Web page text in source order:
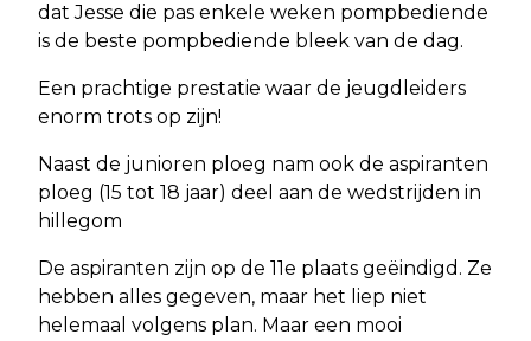
dat Jesse die pas enkele weken pompbediende
is de beste pompbediende bleek van de dag.
Een prachtige prestatie waar de jeugdleiders
enorm trots op zijn!
Naast de junioren ploeg nam ook de aspiranten
ploeg (15 tot 18 jaar) deel aan de wedstrijden in
hillegom
De aspiranten zijn op de 11e plaats geëindigd. Ze
hebben alles gegeven, maar het liep niet
helemaal volgens plan. Maar een mooi